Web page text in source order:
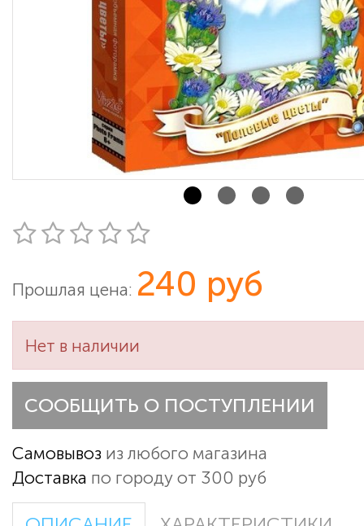
Прошлая цена: 240 руб
Нет в наличии
СООБЩИТЬ О ПОСТУПЛЕНИИ
Самовывоз из любого магазина
Доставка по городу от 300 руб